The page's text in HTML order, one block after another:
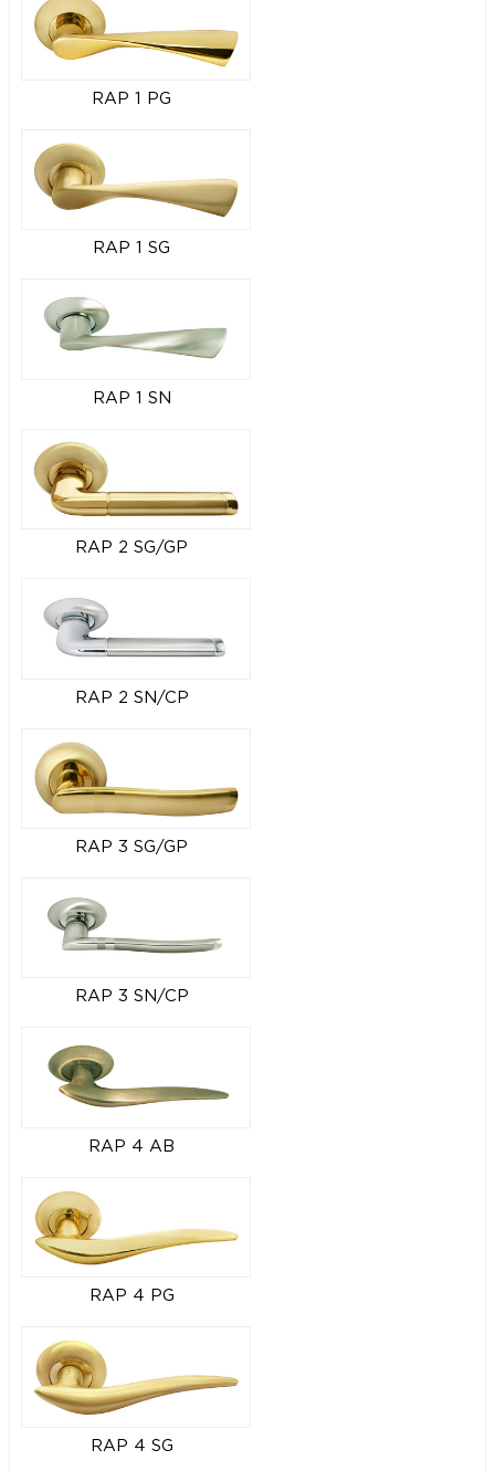
RAP 1 PG
RAP 1 SG
RAP 1 SN
RAP 2 SG/GP
RAP 2 SN/CP
RAP 3 SG/GP
RAP 3 SN/CP
RAP 4 AB
RAP 4 PG
RAP 4 SG